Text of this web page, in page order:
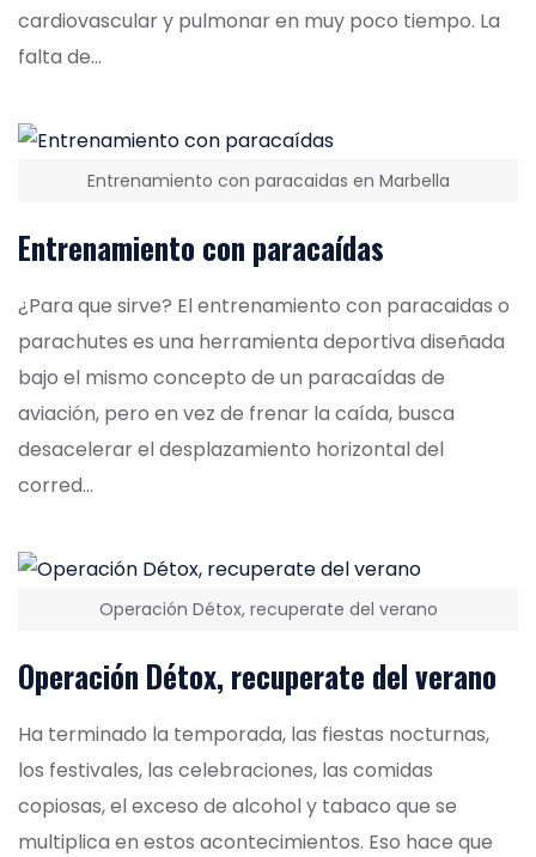
cardiovascular y pulmonar en muy poco tiempo. La
falta de...
Entrenamiento con paracaidas en Marbella
Entrenamiento con paracaídas
¿Para que sirve? El entrenamiento con paracaidas o
parachutes es una herramienta deportiva diseñada
bajo el mismo concepto de un paracaídas de
aviación, pero en vez de frenar la caída, busca
desacelerar el desplazamiento horizontal del
corred...
Operación Détox, recuperate del verano
Operación Détox, recuperate del verano
Ha terminado la temporada, las fiestas nocturnas,
los festivales, las celebraciones, las comidas
copiosas, el exceso de alcohol y tabaco que se
multiplica en estos acontecimientos. Eso hace que